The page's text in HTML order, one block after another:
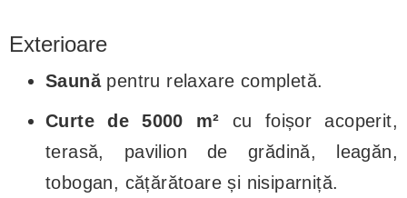
Exterioare
Saunăpentru relaxare completă.
Curte de 5000 m² cu foișor acoperit,
terasă, pavilion de grădină, leagăn,
tobogan, cățărătoare și nisiparniță.